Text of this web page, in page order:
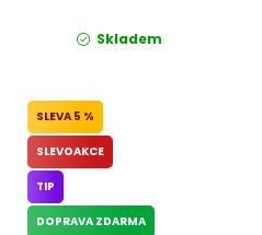
Skladem
5 %
SLEVOAKCE
TIP
DOPRAVA ZDARMA